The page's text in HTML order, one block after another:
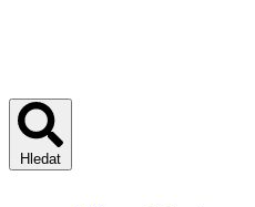
Hledat